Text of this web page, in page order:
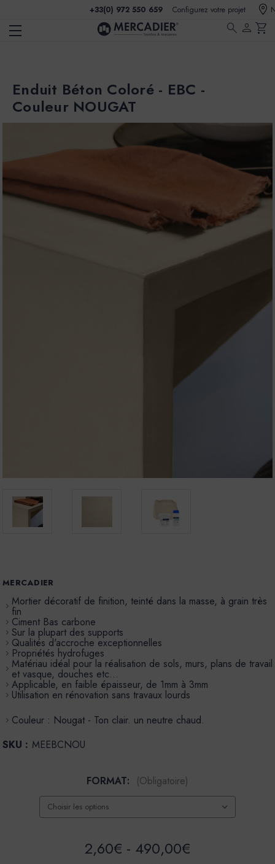
+33(0) 972 550 659 Configurez votre projet
search person shopping_cart
Enduit Béton Coloré - EBC -
Couleur NOUGAT
MERCADIER
Mortier décoratif de finition, teinté dans la masse, à grain très
fin
Ciment Bas carbone
Sur la plupart des supports
Qualités d'accroche exceptionnelles
Propriétés hydrofuges
Matériau idéal pour la réalisation de sols, murs, plans de travail
et vasque, douches etc…
Applicable, en faible épaisseur, de 1mm à 3mm
Utilisation en rénovation sans travaux lourds
Couleur : Nougat - Ton clair. un neutre chaud.
SKU : MEEBCNOU
FORMAT: (Obligatoire)
2,60€ - 490,00€